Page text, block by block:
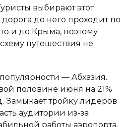
выбирают этот
до него проходит по
и до Крыма, поэтому
путешествия не
— Абхазия.
половине июня на 21%
Замыкает тройку лидеров
аудитории из-за
работы аэропорта.